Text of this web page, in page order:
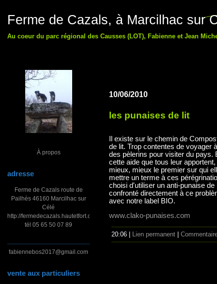
Ferme de Cazals, à Marcilhac sur
Au coeur du parc régional des Causses (LOT), Fabienne et Jean
À propos
adresse
Ferme de Cazals route de
Pailhès 46160 Marcilhac sur
Célé
http://fermedecazals.hautetfort.com
tél 05 65 50 07 89
fabiennebos2017@gmail.com
vente aux particuliers
10/06/2010
les punaises de lit
Il existe sur le chemin de
de lit. Trop contentes de voyager
des pèlerins pour visiter du pays.
cette aide que tous leur
mieux, mieux le premier sur qui
mettre un terme à ces
choisi d'utiliser un anti-punaise
confronté directement à ce
avec notre label BIO.
www.clako-punaises.com
20:06 | Lien permanent